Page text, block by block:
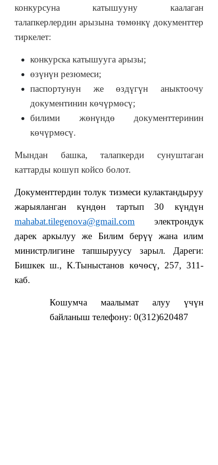
конкурсуна катышууну каалаган
талапкерлердин арызына төмөнкү документтер
тиркелет:
конкурска катышууга арызы;
өзүнүн резюмеси;
паспортунун же өздүгүн аныктоочу
документинин көчүрмөсү;
билими жөнүндө документтеринин
көчүрмөсү.
Мындан башка, талапкерди сунуштаган
каттарды кошуп койсо болот.
Документтердин толук тизмеси кулактандыруу
жарыяланган күндөн тартып 30 күндүн
mahabat.tilegenova@gmail.com электрондук
дарек аркылуу же Билим берүү жана илим
министрлигине тапшыруусу зарыл. Дареги:
Бишкек ш., К.Тыныстанов көчөсү, 257, 311-
каб.
Кошумча маалымат алуу үчүн
байланыш телефону: 0(312)620487